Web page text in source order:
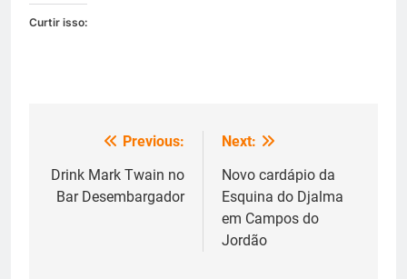
Curtir isso:
Navegação
de
Previous:
Drink Mark Twain no
Bar Desembargador
Next:
Novo cardápio da
Esquina do Djalma
em Campos do
Jordão